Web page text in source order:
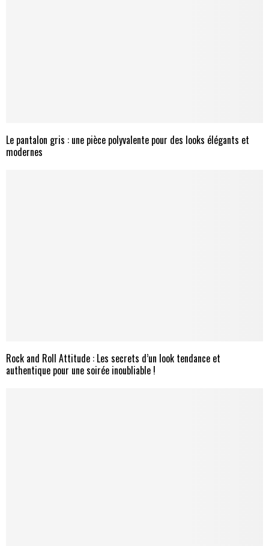
Le pantalon gris : une pièce polyvalente pour des looks élégants et
modernes
Rock and Roll Attitude : Les secrets d’un look tendance et
authentique pour une soirée inoubliable !